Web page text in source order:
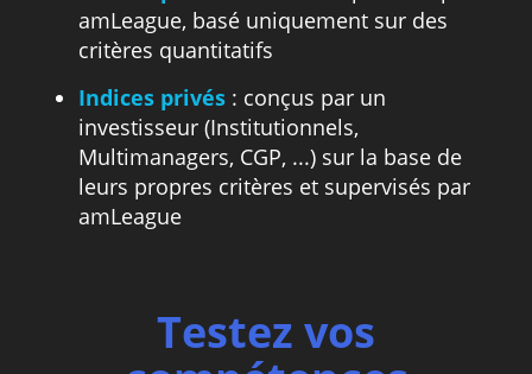
amLeague, basé uniquement sur des
critères quantitatifs
Indices privés : conçus par un
investisseur (Institutionnels,
Multimanagers, CGP, ...) sur la base de
leurs propres critères et supervisés par
amLeague
Testez vos